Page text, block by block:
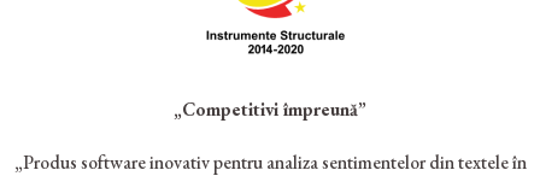
„Competitivi împreună”
„Produs software inovativ pentru analiza sentimentelor din textele în